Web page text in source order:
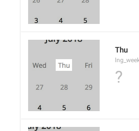
Thu
?